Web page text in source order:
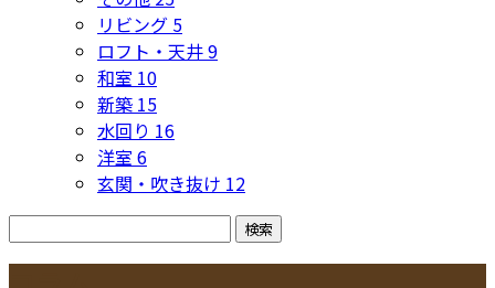
リビング 5
ロフト・天井9
和室 10
新築 15
水回り 16
洋室 6
玄関・吹き抜け 12